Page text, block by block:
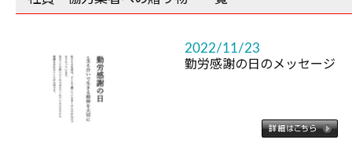
2022/11/23
勤労感謝の日のメッセージ